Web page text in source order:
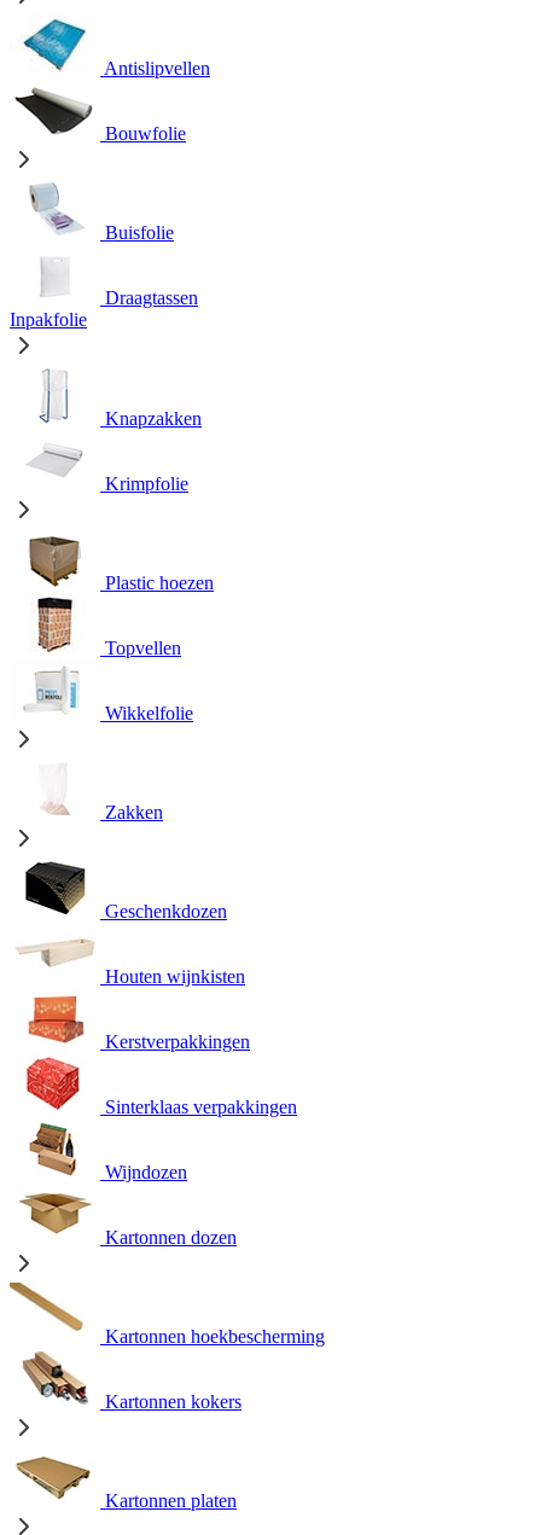
Antislipvellen
Bouwfolie
Buisfolie
Draagtassen
Inpakfolie
Knapzakken
Krimpfolie
Plastic hoezen
Topvellen
Wikkelfolie
Zakken
Geschenkdozen
Houten wijnkisten
Kerstverpakkingen
Sinterklaas verpakkingen
Wijndozen
Kartonnen dozen
Kartonnen hoekbescherming
Kartonnen kokers
Kartonnen platen